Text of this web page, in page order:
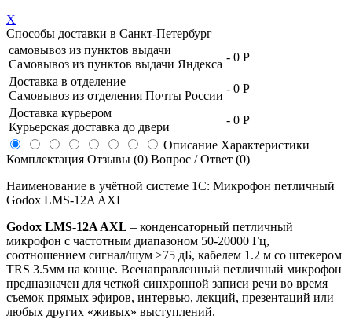
X
Способы доставки в Санкт-Петербург
самовывоз из пунктов выдачи
Самовывоз из пунктов выдачи Яндекса
- 0 Р
Доставка в отделение
Самовывоз из отделения Почты России
- 0 Р
Доставка курьером
Курьерская доставка до двери
- 0 Р
Описание Характеристики
Комплектация Отзывы (0) Вопрос / Ответ (0)
Наименование в учётной системе 1С: Микрофон петличный
Godox LMS-12A AXL
Godox LMS-12A AXL – конденсаторный петличный
микрофон с частотным диапазоном 50-20000 Гц,
соотношением сигнал/шум ≥75 дБ, кабелем 1.2 м со штекером
TRS 3.5мм на конце. Всенаправленный петличный микрофон
предназначен для четкой синхронной записи речи во время
съемок прямых эфиров, интервью, лекций, презентаций или
любых других «живых» выступлений.